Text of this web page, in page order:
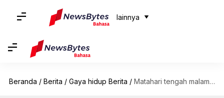
lainnya
Beranda / Berita / Gaya hidup Berita / Matahari tengah malam di Tromso adalah daya tarik yang tidak boleh Anda lewatkan